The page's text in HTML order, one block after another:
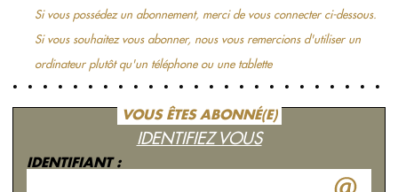
Si vous possédez un abonnement, merci de vous connecter ci-dessous.
Si vous souhaitez vous abonner, nous vous remercions d'utiliser un
ordinateur plutôt qu'un téléphone ou une tablette
VOUS ÊTES ABONNÉ(E)
IDENTIFIEZ VOUS
IDENTIFIANT :